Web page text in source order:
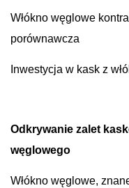
Włókno węglowe
porównawcza
Inwestycja w kask z
Odkrywanie zalet
węglowego
Włókno węglowe,